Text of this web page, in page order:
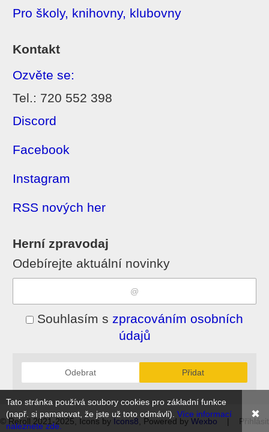
Pro školy, knihovny, klubovny
Kontakt
Ozvěte se:
Tel.: 720 552 398
Discord
Facebook
Instagram
RSS nových her
Herní zpravodaj
Odebírejte aktuální novinky
Souhlasím s zpracováním osobních
údajů
Odebrat Přidat
© Reroll 2021-2025, Icons by Icons8 , Powered by Wexbo | Přihlásit
Tato stránka používá soubory cookies pro základní funkce
(např. si pamatovat, že jste už toto odmávli). Více informací
naleznete zde.
✖